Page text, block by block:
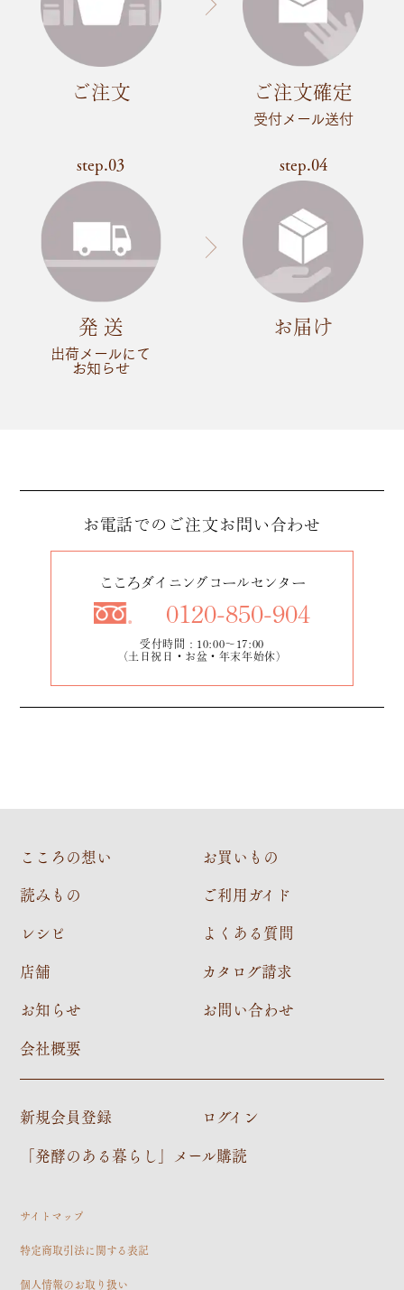
ご注文 ご注文確定
受付メール送付
step.03
発 送
出荷メールにて
お知らせ
step.04
お届け
お電話でのご注文お問い合わせ
こころダイニングコールセンター
0120-850-904
受付時間：10:00～17:00
（土日祝日・お盆・年末年始休）
こころの想い
読みもの
レシピ
店舗
お知らせ
会社概要
お買いもの
ご利用ガイド
よくある質問
カタログ請求
お問い合わせ
新規会員登録
ログイン
「発酵のある暮らし」メール購読
サイトマップ
特定商取引法に関する表記
個人情報のお取り扱い